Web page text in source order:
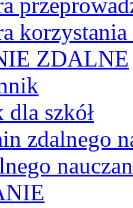
ZDALNE
dla szkół
zdalnego